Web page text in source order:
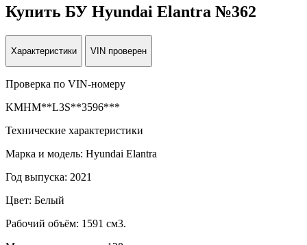
Купить БУ Hyundai Elantra №362
Характеристики VIN проверен
Проверка по VIN-номеру
KMHM**L3S**3596***
Технические характеристики
Марка и модель: Hyundai Elantra
Год выпуска: 2021
Цвет: Белый
Рабочий объём: 1591 см3.